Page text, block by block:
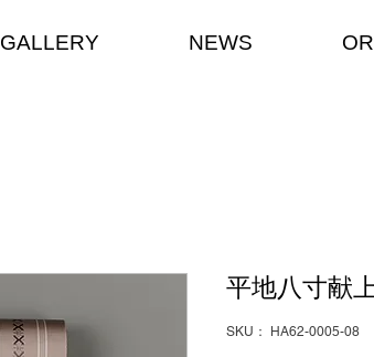
GALLERY NEWS
平地八寸献
SKU： HA62-0005-08